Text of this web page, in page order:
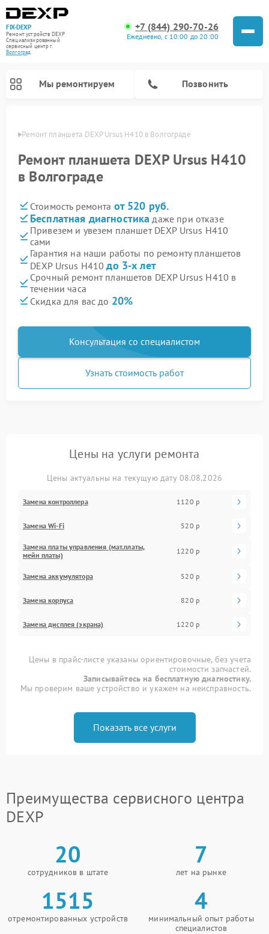
FIX-DEXP
Ремонт устройств DEXP
Специализированный
cервисный центр г.
Волгоград
+7 (844) 290-70-26
Ежедневно, с 10:00 до 20:00
Мы ремонтируем Позвонить
Ремонт планшета DEXP Ursus H410 в Волгограде
Ремонт планшета DEXP Ursus H410
в Волгограде
Стоимость ремонта от 520 руб.
Бесплатная диагностика даже при отказе
Привезем и увезем планшет DEXP Ursus H410
сами
Гарантия на наши работы по ремонту планшетов
DEXP Ursus H410до 3-х лет
Срочный ремонт планшетов DEXP Ursus H410 в
течении часа
Скидка для вас до 20%
Консультация со специалистом
Узнать стоимость работ
Цены на услуги ремонта
Цены актуальны на текущую дату 08.08.2026
Замена контроллера 1120 р
Замена Wi-Fi 520 р
Замена платы управления (мат.платы,
мейн платы)
1220 р
Замена аккумулятора 520 р
Замена корпуса 820 р
Замена дисплея (экрана) 1220 р
Цены в прайс-листе указаны ориентировочные, без учета
стоимости запчастей.
Записывайтесь на бесплатную диагностику.
Мы проверим ваше устройство и укажем на неисправность.
Показать все услуги
Преимущества сервисного центра
DEXP
20
сотрудников в штате
7
лет на рынке
1515
отремонтированных устройств
4
минимальный опыт работы
специалистов